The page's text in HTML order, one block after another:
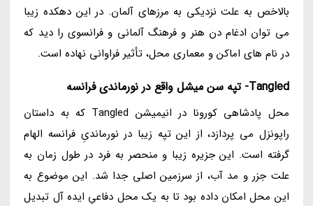
بالاخص به علت نزدیکی به مرزهای آلمان. در این دهکده زیبا
می توان ادغام دن هنر و فرهنگ آلمانی و فرانسوی را دید که
در نام های اماکن و معماری محل، تأثیر فراوانی نهاده است.
Tangled- تپه سن میشل واقع در نورماندی فرانسه
محل پادشاهی کورونا در انیمیشن Tangled که به داستان
راپونزل می پردازد، از این تپه زیبا در نورماندیِ فرانسه الهام
گرفته است. این جزیره زیبا و منحصر به فرد در طول زمان به
علت جزر و مد آب، از سرزمین اصلی جدا شد. این موضوع به
این محل امکان داده بود تا به یک محل دفاعیِ ایده آل تبدیل